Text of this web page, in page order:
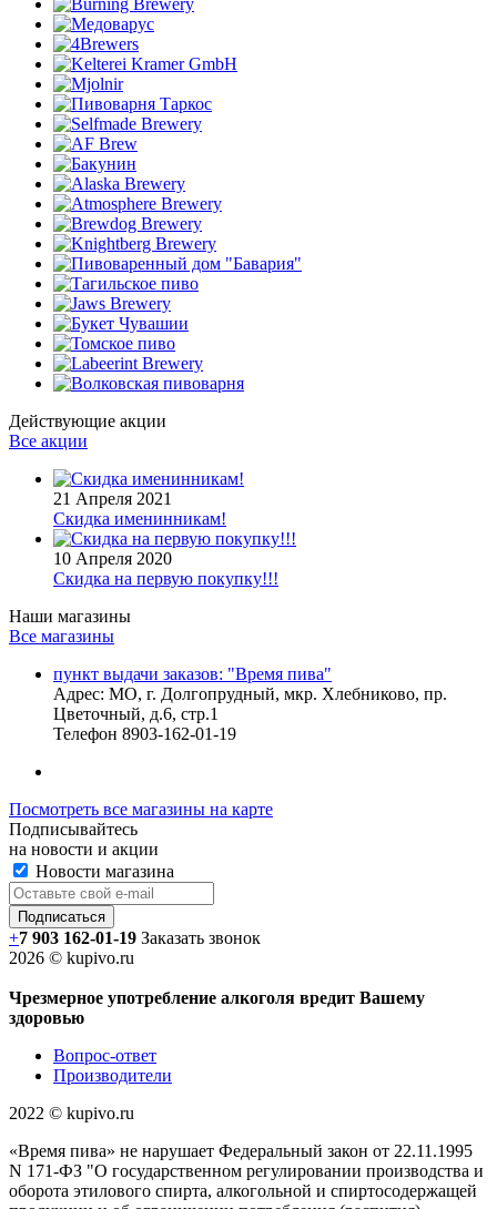
Действующие акции
Все акции
21 Апреля 2021
Скидка именинникам!
10 Апреля 2020
Скидка на первую покупку!!!
Наши магазины
Все магазины
пункт выдачи заказов: "Время пива"
Адрес: МО, г. Долгопрудный, мкр. Хлебниково, пр.
Цветочный, д.6, стр.1
Телефон 8903-162-01-19
Посмотреть все магазины на карте
Подписывайтесь
на новости и акции
Новости магазина
+7 903 162-01-19 Заказать звонок
2026 © kupivo.ru
Чрезмерное употребление алкоголя вредит Вашему
здоровью
Вопрос-ответ
Производители
2022 ©️ kupivo.ru
«Время пива» не нарушает Федеральный закон от 22.11.1995
N 171-ФЗ "О государственном регулировании производства и
оборота этилового спирта, алкогольной и спиртосодержащей